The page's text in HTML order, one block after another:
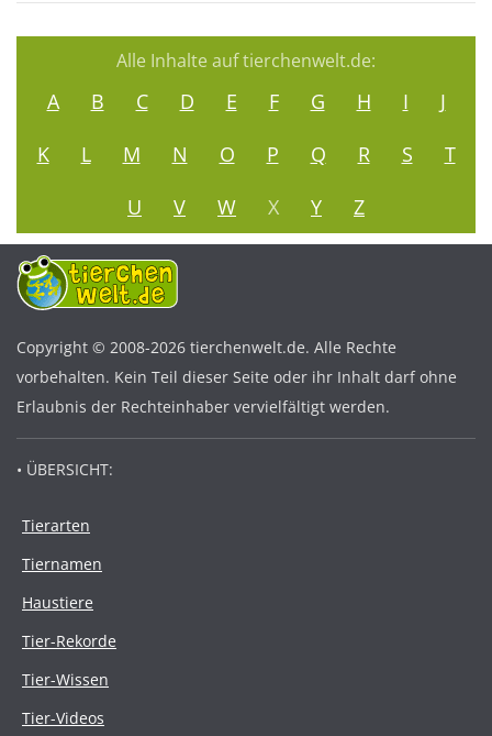
Alle Inhalte auf tierchenwelt.de:
A B C D E F G H I
J
K
L M N O P Q R S
T
U
V W X Y Z
Copyright © 2008-2026 tierchenwelt.de. Alle Rechte
vorbehalten. Kein Teil dieser Seite oder ihr Inhalt darf ohne
Erlaubnis der Rechteinhaber vervielfältigt werden.
• ÜBERSICHT:
Tierarten
Tiernamen
Haustiere
Tier-Rekorde
Tier-Wissen
Tier-Videos